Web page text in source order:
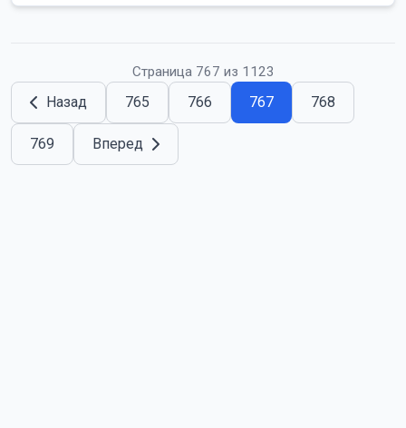
Страница 767 из 1123
Назад 765 766 767 768
769 Вперед